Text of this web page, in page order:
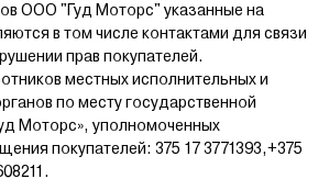
ООО "Гуд Моторс" указанные на
в том числе контактами для связи
прав покупателей.
местных исполнительных и
по месту государственной
Моторс», уполномоченных
покупателей: 375 17 3771393,+375